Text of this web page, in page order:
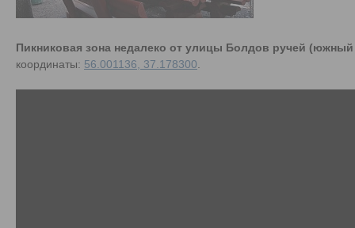
Пикниковая зона недалеко от улицы Болдов ручей
координаты: 56.001136, 37.178300